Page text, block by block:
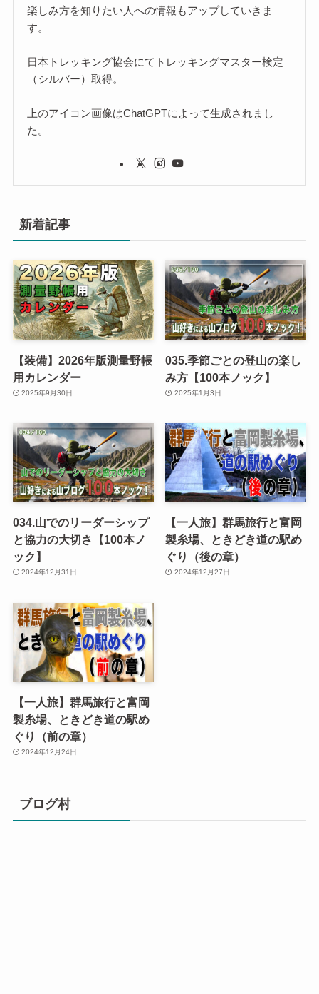
楽しみ方を知りたい人への情報もアップしていきま
す。
日本トレッキング協会にてトレッキングマスター検定
（シルバー）取得。
上のアイコン画像はChatGPTによって生成されまし
た。
新着記事
【装備】2026年版測量野帳
用カレンダー
2025年9月30日
035.季節ごとの登山の楽し
み方【100本ノック】
2025年1月3日
034.山でのリーダーシップ
と協力の大切さ【100本ノ
ック】
2024年12月31日
【一人旅】群馬旅行と富岡
製糸場、ときどき道の駅め
ぐり（後の章）
2024年12月27日
【一人旅】群馬旅行と富岡
製糸場、ときどき道の駅め
ぐり（前の章）
2024年12月24日
ブログ村